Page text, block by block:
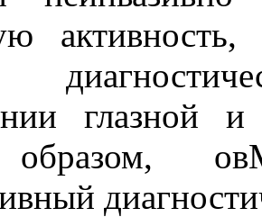
активность,
глазной